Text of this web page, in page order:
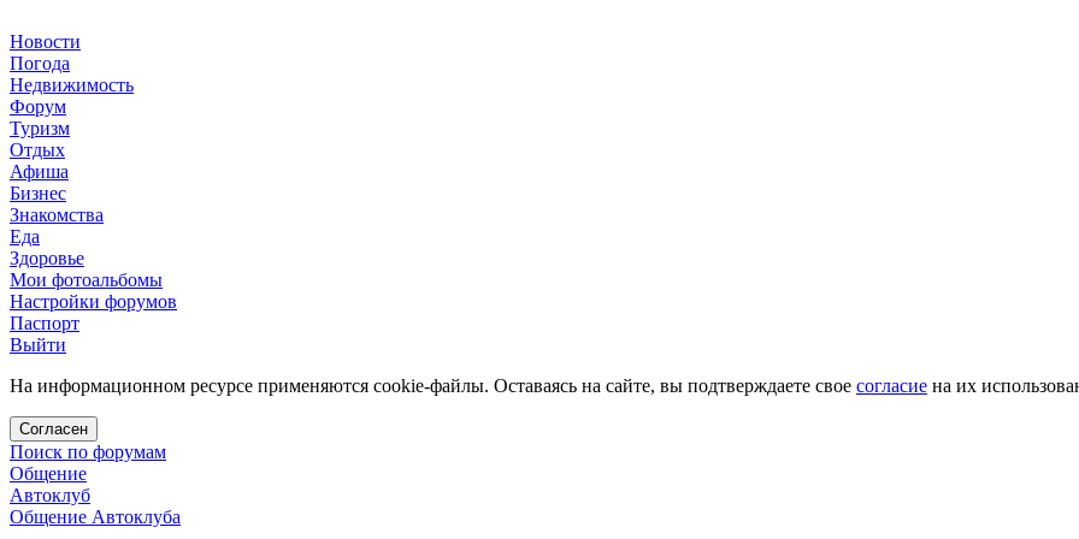
Новости
Погода
Недвижимость
Форум
Туризм
Отдых
Афиша
Бизнес
Знакомства
Еда
Здоровье
Мои фотоальбомы
Настройки форумов
Паспорт
Выйти
На информационном ресурсе применяются cookie-файлы. Оставаясь на сайте, вы подтверждаете свое согласие на их
Согласен
Поиск по форумам
Общение
Автоклуб
Общение Автоклуба